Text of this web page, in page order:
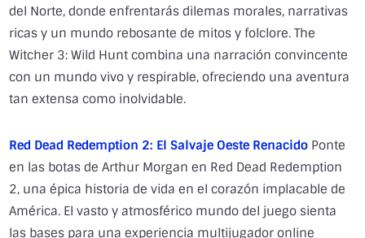
del Norte, donde enfrentarás dilemas morales, narrativas
ricas y un mundo rebosante de mitos y folclore. The
Witcher 3: Wild Hunt combina una narración convincente
con un mundo vivo y respirable, ofreciendo una aventura
tan extensa como inolvidable.
Red Dead Redemption 2: El Salvaje Oeste Renacido Ponte
en las botas de Arthur Morgan en Red Dead Redemption
2, una épica historia de vida en el corazón implacable de
América. El vasto y atmosférico mundo del juego sienta
las bases para una experiencia multijugador online